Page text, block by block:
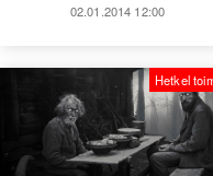
02.01.2014 12:00
Hetkel